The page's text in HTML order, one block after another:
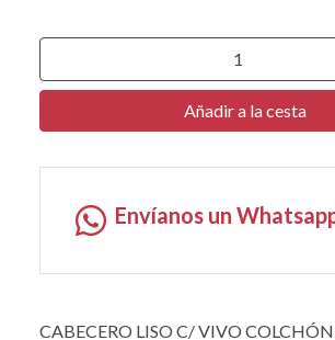
Añadir a la cesta
Envíanos un
CABECERO LISO C/ VIVO